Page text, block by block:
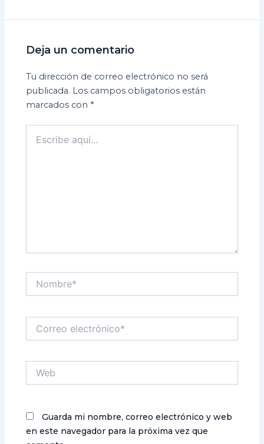
Deja un comentario
Tu dirección de correo electrónico no será
publicada. Los campos obligatorios están
marcados con *
aquí...
electrónico*
Guarda mi nombre, correo electrónico y web
en este navegador para la próxima vez que